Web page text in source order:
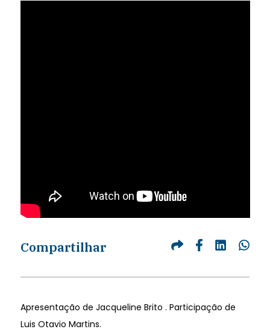
Compartilhar
Apresentação de Jacqueline Brito . Participação de
Luis Otavio Martins.